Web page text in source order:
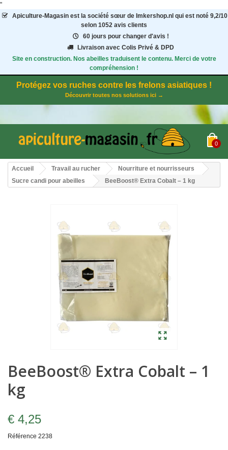
"
Apiculture-Magasinest la société sœur de Imkershop.nl qui est noté 9,2/10
selon 1052 avis clients
60 jours pour changer d'avis !
Livraison avec Colis Privé & DPD
Site en construction. Nos abeilles traduisent le contenu. Merci de votre
compréhension !
Protégez vos ruches contre les frelons asiatiques !
Découvrir toutes nos solutions ici →
0
Accueil Travail au rucher
Nourriture et nourrisseurs
Sucre candi pour abeilles
BeeBoost® Extra Cobalt – 1 kg
BeeBoost® Extra Cobalt – 1
kg
€ 4,25
Référence 2238